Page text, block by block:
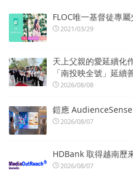
FLOC唯一基督徒專
2021/03/29
天上父親的愛延續化
「南投映全號」延續
2026/08/08
鎧應
2026/08/07
HDBank 取得越南歷
2026/08/07